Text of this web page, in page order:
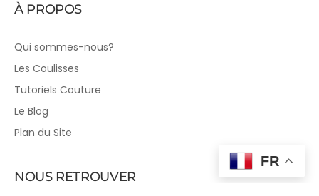
À PROPOS
Qui sommes-nous?
Les Coulisses
Tutoriels Couture
Le Blog
Plan du Site
NOUS RETROUVER
FR